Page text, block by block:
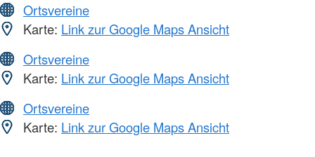
Ortsvereine
Karte: Link zur Google Maps Ansicht
Ortsvereine
Karte: Link zur Google Maps Ansicht
Ortsvereine
Karte: Link zur Google Maps Ansicht